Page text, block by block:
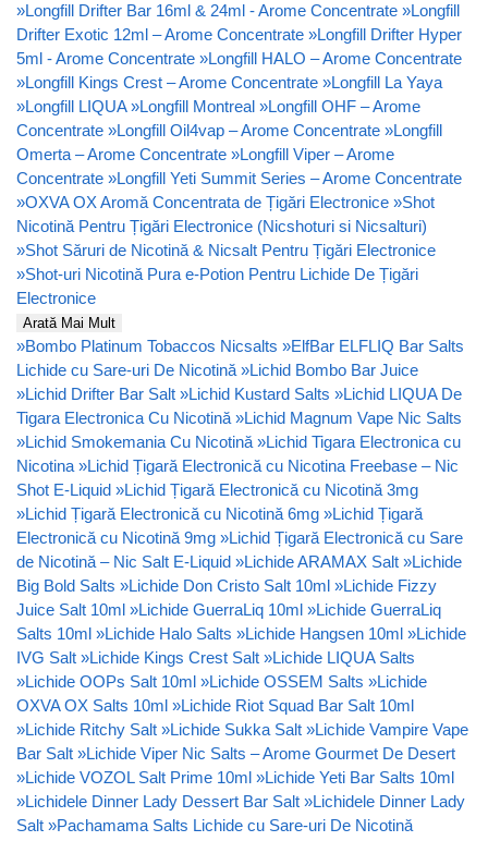
»Longfill Drifter Bar 16ml & 24ml - Arome Concentrate »Longfill
Drifter Exotic 12ml – Arome Concentrate »Longfill Drifter Hyper
5ml - Arome Concentrate »Longfill HALO – Arome Concentrate
»Longfill Kings Crest – Arome Concentrate »Longfill La Yaya
»Longfill LIQUA »Longfill Montreal »Longfill OHF – Arome
Concentrate »Longfill Oil4vap – Arome Concentrate »Longfill
Omerta – Arome Concentrate »Longfill Viper – Arome
Concentrate »Longfill Yeti Summit Series – Arome Concentrate
»OXVA OX Aromă Concentrata de Țigări Electronice »Shot
Nicotină Pentru Țigări Electronice (Nicshoturi si Nicsalturi)
»Shot Săruri de Nicotină & Nicsalt Pentru Țigări Electronice
»Shot-uri Nicotină Pura e-Potion Pentru Lichide De Țigări
Electronice
Arată Mai Mult
»Bombo Platinum Tobaccos Nicsalts »ElfBar ELFLIQ Bar Salts
Lichide cu Sare-uri De Nicotină »Lichid Bombo Bar Juice
»Lichid Drifter Bar Salt »Lichid Kustard Salts »Lichid LIQUA De
Tigara Electronica Cu Nicotină »Lichid Magnum Vape Nic Salts
»Lichid Smokemania Cu Nicotină »Lichid Tigara Electronica cu
Nicotina »Lichid Țigară Electronică cu Nicotina Freebase – Nic
Shot E-Liquid »Lichid Țigară Electronică cu Nicotină 3mg
»Lichid Țigară Electronică cu Nicotină 6mg »Lichid Țigară
Electronică cu Nicotină 9mg »Lichid Țigară Electronică cu Sare
de Nicotină – Nic Salt E-Liquid »Lichide ARAMAX Salt »Lichide
Big Bold Salts »Lichide Don Cristo Salt 10ml »Lichide Fizzy
Juice Salt 10ml »Lichide GuerraLiq 10ml »Lichide GuerraLiq
Salts 10ml »Lichide Halo Salts »Lichide Hangsen 10ml »Lichide
IVG Salt »Lichide Kings Crest Salt »Lichide LIQUA Salts
»Lichide OOPs Salt 10ml »Lichide OSSEM Salts »Lichide
OXVA OX Salts 10ml »Lichide Riot Squad Bar Salt 10ml
»Lichide Ritchy Salt »Lichide Sukka Salt »Lichide Vampire Vape
Bar Salt »Lichide Viper Nic Salts – Arome Gourmet De Desert
»Lichide VOZOL Salt Prime 10ml »Lichide Yeti Bar Salts 10ml
»Lichidele Dinner Lady Dessert Bar Salt »Lichidele Dinner Lady
Salt »Pachamama Salts Lichide cu Sare-uri De Nicotină